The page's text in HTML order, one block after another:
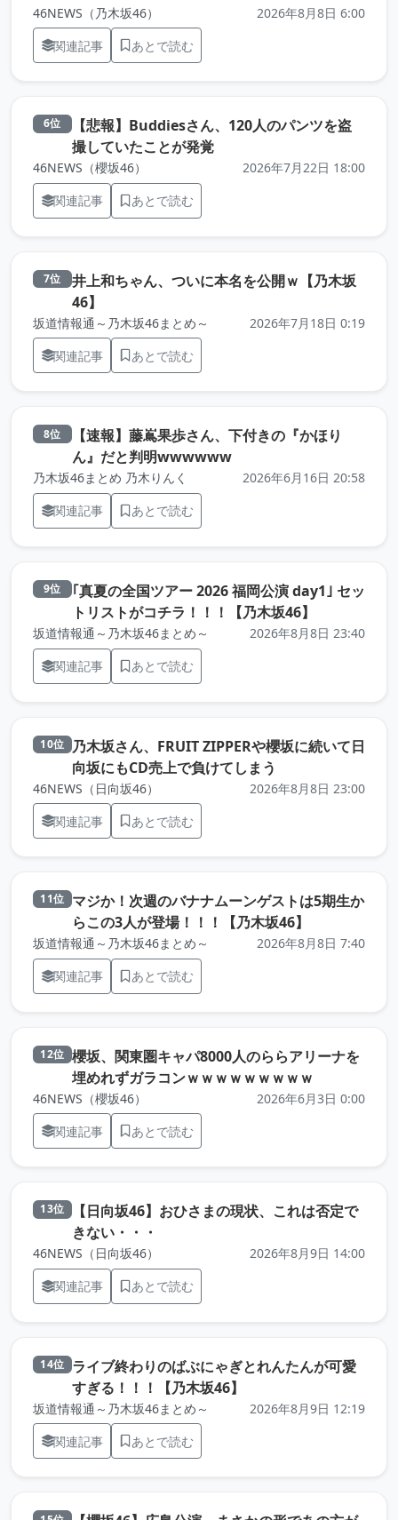
46NEWS（乃木坂46）
2026年8月8日 6:00
関連記事
あとで読む
6位
【悲報】Buddiesさん、120人のパンツを盗
撮していたことが発覚（元記事を新しいタブで開
46NEWS（櫻坂46）
2026年7月22日 18:00
関連記事
あとで読む
7位
井上和ちゃん、ついに本名を公開ｗ【乃木坂
46】
坂道情報通～乃木坂46まとめ～
2026年7月18日 0:19
関連記事
あとで読む
8位
【速報】藤嶌果歩さん、下付きの『かほり
ん』だと判明wwwwww（元記事を新しいタブで
乃木坂46まとめ 乃木りんく
2026年6月16日 20:58
関連記事
あとで読む
9位
｢真夏の全国ツアー 2026 福岡公演 day1｣ セッ
トリストがコチラ！！！【乃木坂46】
坂道情報通～乃木坂46まとめ～
2026年8月8日 23:40
関連記事
あとで読む
10位 乃木坂さん、FRUIT ZIPPERや櫻坂に続いて日
向坂にもCD売上で負けてしまう
46NEWS（日向坂46）
2026年8月8日 23:00
関連記事
あとで読む
11位 マジか！次週のバナナムーンゲストは5期生か
らこの3人が登場！！！【乃木坂46】
坂道情報通～乃木坂46まとめ～
2026年8月8日 7:40
関連記事
あとで読む
12位 櫻坂、関東圏キャパ8000人のららアリーナを
埋めれずガラコンｗｗｗｗｗｗｗｗｗ
46NEWS（櫻坂46）
2026年6月3日 0:00
関連記事
あとで読む
13位
【日向坂46】おひさまの現状、これは否定で
きない・・・
46NEWS（日向坂46）
2026年8月9日 14:00
関連記事
あとで読む
14位 ライブ終わりのばぶにゃぎとれんたんが可愛
すぎる！！！【乃木坂46】
坂道情報通～乃木坂46まとめ～
2026年8月9日 12:19
関連記事
あとで読む